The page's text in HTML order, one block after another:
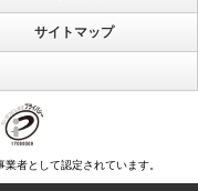
サイトマップ
者として認定されています。